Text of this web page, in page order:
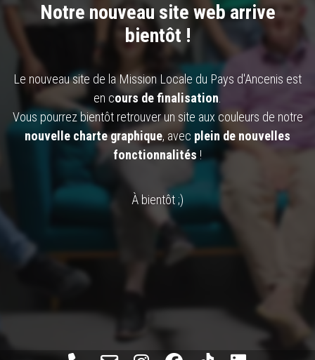
Notre nouveau site web arrive
bientôt !
Le nouveau site de la Mission Locale du Pays d'Ancenis est
en cours de finalisation.
Vous pourrez bientôt retrouver un site aux couleurs de notre
nouvelle charte graphique, avec plein de nouvelles
fonctionnalités !
À bientôt ;)